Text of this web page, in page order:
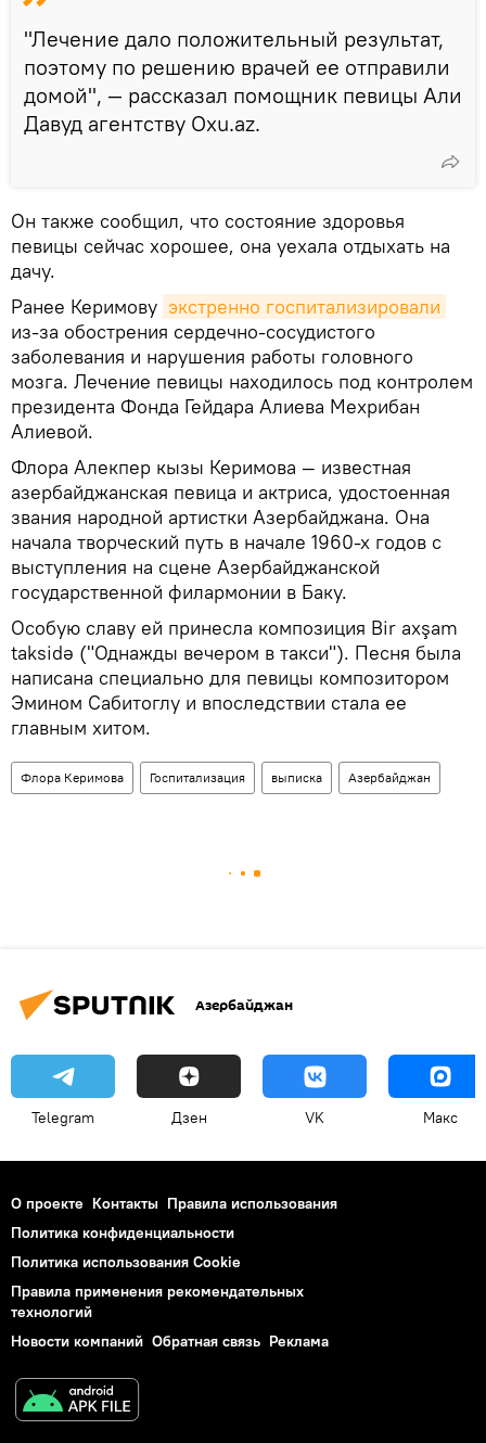
"Лечение дало положительный результат,
поэтому по решению врачей ее отправили
домой", — рассказал помощник певицы Али
Давуд агентству Oxu.az.
Он также сообщил, что состояние здоровья
певицы сейчас хорошее, она уехала отдыхать на
дачу.
Ранее Керимову экстренно госпитализировали
из-за обострения сердечно-сосудистого
заболевания и нарушения работы головного
мозга. Лечение певицы находилось под контролем
президента Фонда Гейдара Алиева Мехрибан
Алиевой.
Флора Алекпер кызы Керимова — известная
азербайджанская певица и актриса, удостоенная
звания народной артистки Азербайджана. Она
начала творческий путь в начале 1960‑х годов с
выступления на сцене Азербайджанской
государственной филармонии в Баку.
Особую славу ей принесла композиция Bir axşam
taksidə ("Однажды вечером в такси"). Песня была
написана специально для певицы композитором
Эмином Сабитоглу и впоследствии стала ее
главным хитом.
Флора Керимова Госпитализация выписка Азербайджан
Азербайджан
Telegram Дзен VK Макс
О проекте Контакты Правила использования
Политика конфиденциальности
Политика использования Cookie
Правила применения рекомендательных
технологий
Новости компаний Обратная связь Реклама